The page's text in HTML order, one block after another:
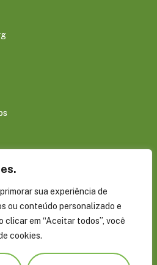
sua experiência de
ou conteúdo personalizado e
em “Aceitar todos”, você
cookies.